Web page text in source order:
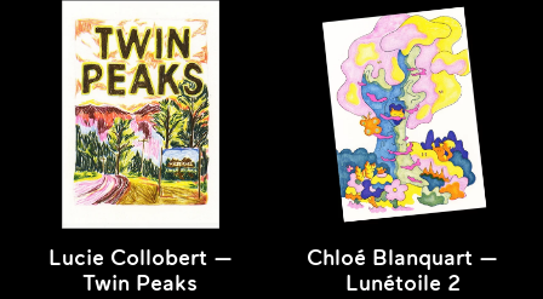
Lucie Collobert —
Twin Peaks
Chloé Blanquart —
Lunétoile 2